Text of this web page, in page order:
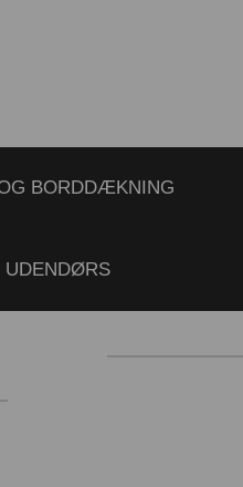
BORDDÆKNING
UDENDØRS